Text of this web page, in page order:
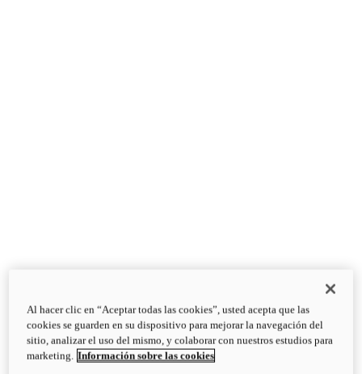
Al hacer clic en “Aceptar todas las cookies”, usted acepta que las
cookies se guarden en su dispositivo para mejorar la navegación del
sitio, analizar el uso del mismo, y colaborar con nuestros estudios para
marketing. Información sobre las cookies